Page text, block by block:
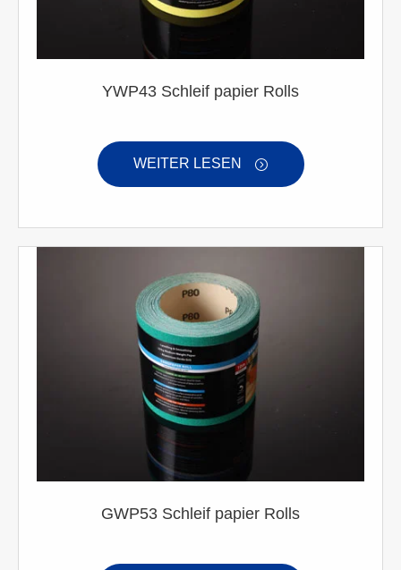
YWP43 Schleif papier Rolls
WEITER LESEN 
GWP53 Schleif papier Rolls